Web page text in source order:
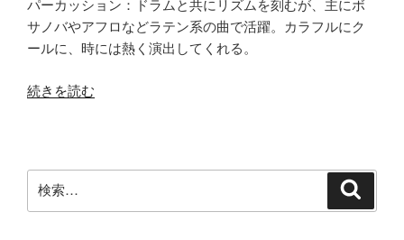
パーカッション：ドラムと共にリズムを刻むが、主にボ
サノバやアフロなどラテン系の曲で活躍。カラフルにク
ールに、時には熱く演出してくれる。
“Rhythm”
続きを読む
索: